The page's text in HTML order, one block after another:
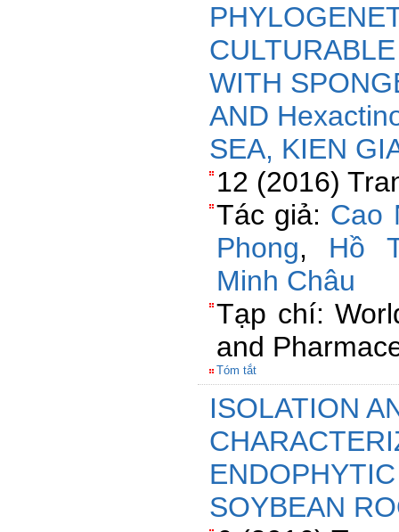
WITH
AND
SEA, KIEN
12 (2016)
Tác giả: Cao
Phong, Hồ
Minh Châu
Tạp chí:
and
Tóm tắt
ISOLATION
SOYBEAN